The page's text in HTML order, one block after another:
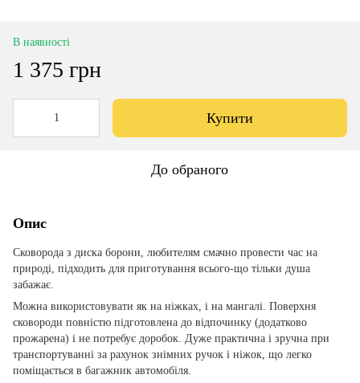
В наявності
1 375 грн
Купити
До обраного
Опис
Сковорода з диска борони, любителям смачно провести час на
природі, підходить для приготування всього-що тільки душа
забажає.
Можна використовувати як на ніжках, і на мангалі. Поверхня
сковороди повністю підготовлена до відпочинку (додатково
прожарена) і не потребує доробок. Дуже практична і зручна при
транспортуванні за рахунок знімних ручок і ніжок, що легко
поміщається в багажник автомобіля.